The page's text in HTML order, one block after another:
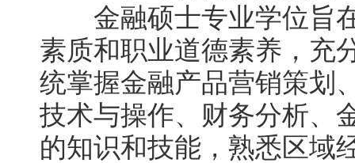
金融硕士专业学位旨在
素质和职业道德素养，充
统掌握金融产品营销策划
技术与操作、财务分析、
的知识和技能，熟悉区域